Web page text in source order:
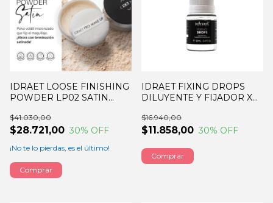
IDRAET LOOSE FINISHING
POWDER LP02 SATIN
$28.721,00
$41.030,00
30% OFF
¡No te lo pierdas, es el último!
IDRAET FIXING DROPS
DILUYENTE Y FIJADOR X
$11.858,00
$16.940,00
30% OFF